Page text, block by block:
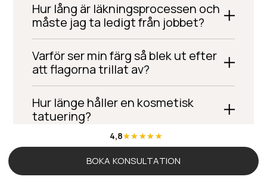
Hur lång är läkningsprocessen och
måste jag ta ledigt från jobbet?
Varför ser min färg så blek ut efter
att flagorna trillat av?
Hur länge håller en kosmetisk
tatuering?
Vad är skillnaden mellan kosmetisk
tatuering och en vanlig
kroppstatuering?
4,8
BOKA KONSULTATION